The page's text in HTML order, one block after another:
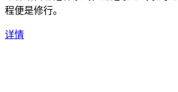
程便是修行。
详情